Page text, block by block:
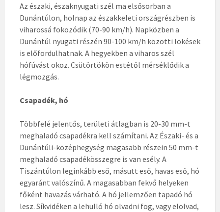
Az északi, északnyugati szél ma elsősorban a
Dunántúlon, holnap az északkeleti országrészben is
viharossá fokozódik (70-90 km/h). Napközben a
Dunántúl nyugati részén 90-100 km/h közötti lökések
is előfordulhatnak. A hegyekben a viharos szél
hófúvást okoz. Csütörtökön estétől mérséklődik a
légmozgás.
Csapadék, hó
Többfelé jelentős, területi átlagban is 20-30 mm-t
meghaladó csapadékra kell számítani. Az Északi- és a
Dunántúli-középhegység magasabb részein 50 mm-t
meghaladó csapadékösszegre is van esély. A
Tiszántúlon leginkább eső, másutt eső, havas eső, hó
egyaránt valószínű. A magasabban fekvő helyeken
főként havazás várható. A hó jellemzően tapadó hó
lesz. Síkvidéken a lehulló hó olvadni fog, vagy elolvad,